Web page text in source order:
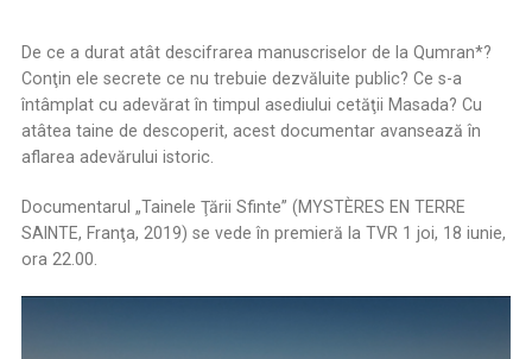
De ce a durat atât descifrarea manuscriselor de la Qumran*?
Conţin ele secrete ce nu trebuie dezvăluite public? Ce s-a
întâmplat cu adevărat în timpul asediului cetăţii Masada? Cu
atâtea taine de descoperit, acest documentar avansează în
aflarea adevărului istoric.
Documentarul „Tainele Ţării Sfinte” (MYSTÈRES EN TERRE
SAINTE, Franţa, 2019) se vede în premieră la TVR 1 joi, 18 iunie,
ora 22.00.